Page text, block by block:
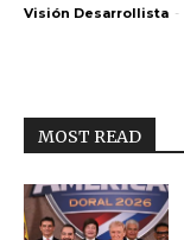
Visión Desarrollista -
MOST READ